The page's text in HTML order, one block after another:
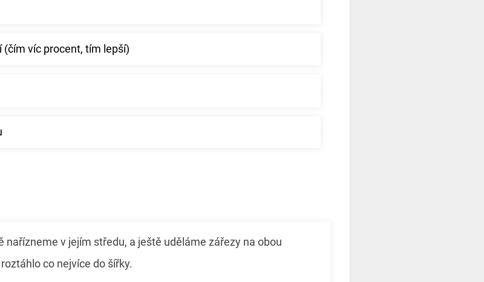
víc procent, tím lepší)
nařízneme v jejím středu, a ještě uděláme zářezy na obou
co nejvíce do šířky.